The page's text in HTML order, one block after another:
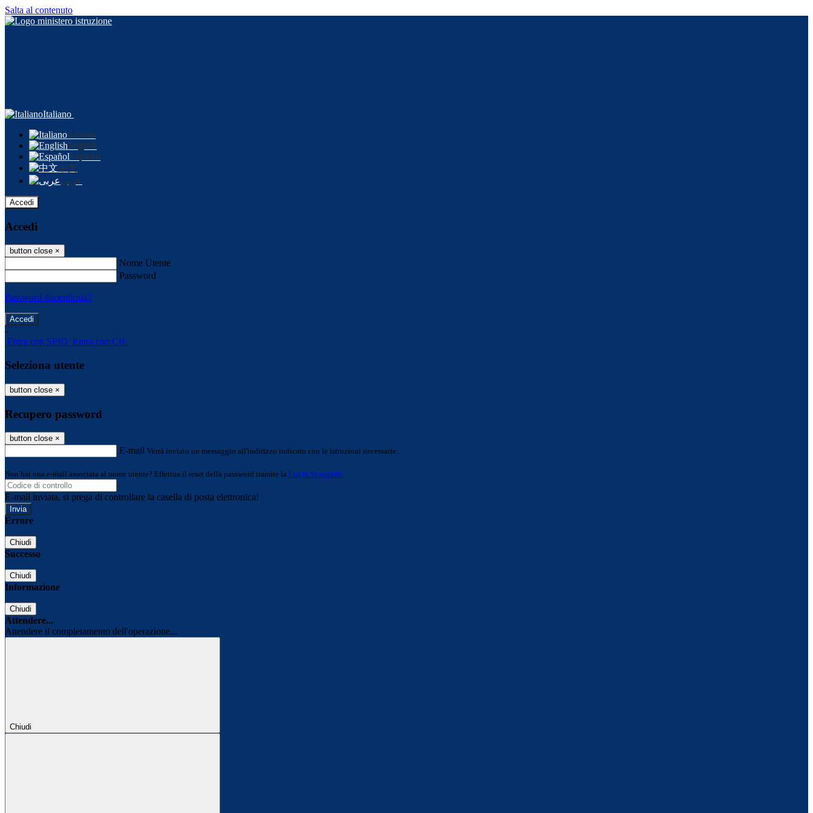
Salta al contenuto
Italiano
Italiano
English
Español
中文
عربى
Accedi
Accedi
button close ×
Nome Utente
Password
Password dimenticata?
-
Entra con SPID Entra con CIE
Seleziona utente
button close ×
Recupero password
button close ×
E-mail Verrà inviato un messaggio all'indirizzo indicato con le istruzioni necessarie.
Non hai una e-mail associata al nome utente? Effettua il reset della password tramite la Login Spaggiari
E-mail inviata, si prega di controllare la casella di posta elettronica!
Errore
Chiudi
Successo
Chiudi
Informazione
Chiudi
Attendere...
Attendere il completamento dell'operazione...
Chiudi